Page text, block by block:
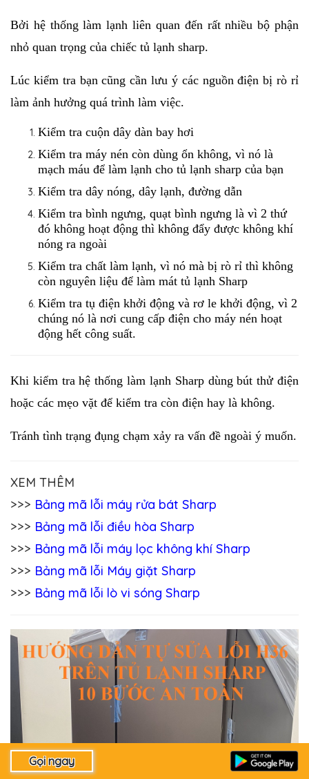
Bởi hệ thống làm lạnh liên quan đến rất nhiều bộ phận
nhỏ quan trọng của chiếc tủ lạnh sharp.
Lúc kiểm tra bạn cũng cần lưu ý các nguồn điện bị rò rỉ
làm ảnh hưởng quá trình làm việc.
Kiểm tra cuộn dây dàn bay hơi
Kiểm tra máy nén còn dùng ổn không, vì nó là
mạch máu để làm lạnh cho tủ lạnh sharp của bạn
Kiểm tra dây nóng, dây lạnh, đường dẫn
Kiểm tra bình ngưng, quạt bình ngưng là vì 2 thứ
đó không hoạt động thì không đẩy được không khí
nóng ra ngoài
Kiểm tra chất làm lạnh, vì nó mà bị rò rỉ thì không
còn nguyên liệu để làm mát tủ lạnh Sharp
Kiểm tra tụ điện khởi động và rơ le khởi động, vì 2
chúng nó là nơi cung cấp điện cho máy nén hoạt
động hết công suất.
Khi kiểm tra hệ thống làm lạnh Sharp dùng bút thử điện
hoặc các mẹo vặt để kiểm tra còn điện hay là không.
Tránh tình trạng đụng chạm xảy ra vấn đề ngoài ý muốn.
XEM THÊM
>>> Bảng mã lỗi máy rửa bát Sharp
>>> Bảng mã lỗi điều hòa Sharp
>>> Bảng mã lỗi máy lọc không khí Sharp
>>> Bảng mã lỗi Máy giặt Sharp
>>> Bảng mã lỗi lò vi sóng Sharp